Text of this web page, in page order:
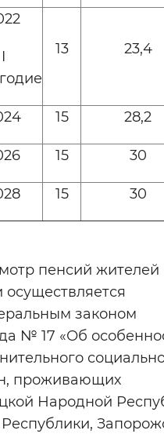
I
13 23,4
15 28,2
15 30
15 30
пенсий жителей
законом
№ 17 «Об
проживающих
Народной